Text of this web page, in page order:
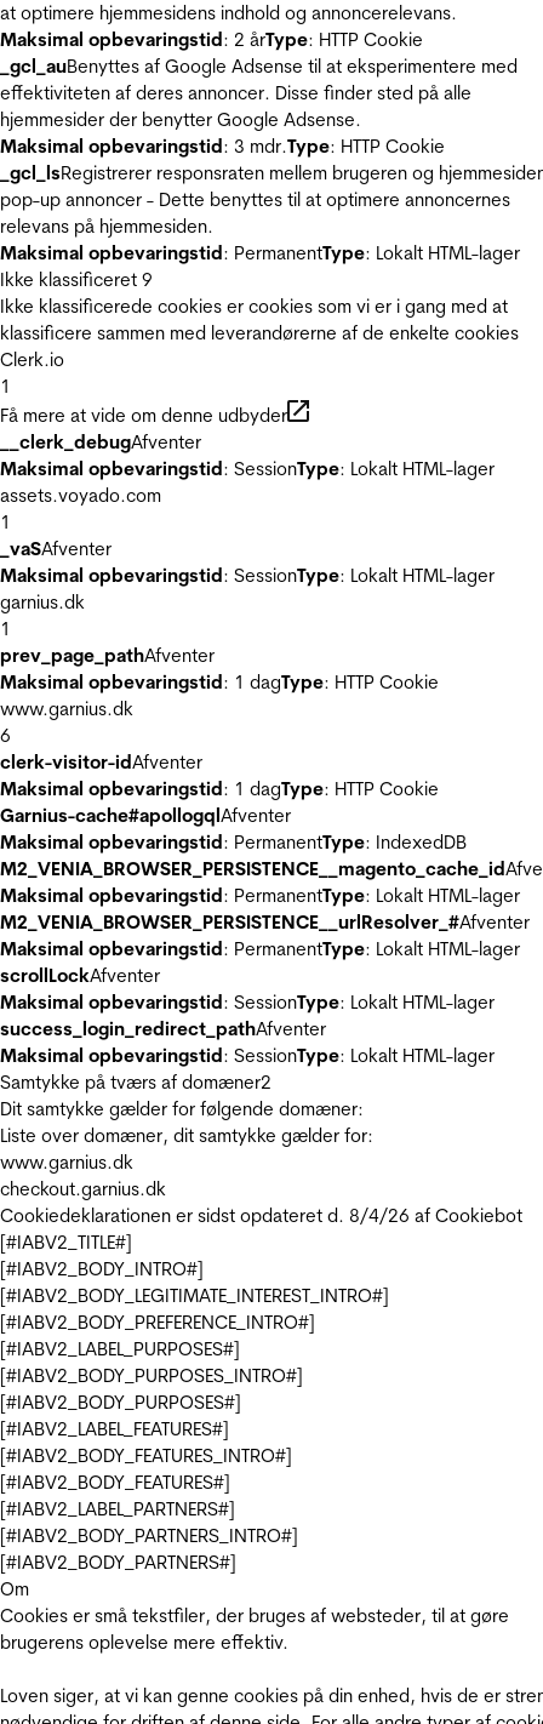
at optimere hjemmesidens indhold og annoncerelevans.
Maksimal opbevaringstid: 2 årType: HTTP Cookie
_gcl_auBenyttes af Google Adsense til at eksperimentere med
effektiviteten af deres annoncer. Disse finder sted på alle
hjemmesider der benytter Google Adsense.
Maksimal opbevaringstid: 3 mdr.Type: HTTP Cookie
_gcl_lsRegistrerer responsraten mellem brugeren og
pop-up annoncer - Dette benyttes til at optimere annoncernes
relevans på hjemmesiden.
Maksimal opbevaringstid: PermanentType: Lokalt HTML-lager
Ikke klassificeret 9
Ikke klassificerede cookies er cookies som vi er i gang med at
klassificere sammen med leverandørerne af de enkelte cookies
Clerk.io
1
Få mere at vide om denne udbyder
__clerk_debugAfventer
Maksimal opbevaringstid: SessionType: Lokalt HTML-lager
assets.voyado.com
1
_vaSAfventer
Maksimal opbevaringstid: SessionType: Lokalt HTML-lager
garnius.dk
1
prev_page_pathAfventer
Maksimal opbevaringstid: 1 dagType: HTTP Cookie
www.garnius.dk
6
clerk-visitor-idAfventer
Maksimal opbevaringstid: 1 dagType: HTTP Cookie
Garnius-cache#apollogqlAfventer
Maksimal opbevaringstid: PermanentType: IndexedDB
M2_VENIA_BROWSER_PERSISTENCE__magento_cache_id
Maksimal opbevaringstid: PermanentType: Lokalt HTML-lager
M2_VENIA_BROWSER_PERSISTENCE__urlResolver_#Afventer
Maksimal opbevaringstid: PermanentType: Lokalt HTML-lager
scrollLockAfventer
Maksimal opbevaringstid: SessionType: Lokalt HTML-lager
success_login_redirect_pathAfventer
Maksimal opbevaringstid: SessionType: Lokalt HTML-lager
Samtykke på tværs af domæner2
Dit samtykke gælder for følgende domæner:
Liste over domæner, dit samtykke gælder for:
www.garnius.dk
checkout.garnius.dk
Cookiedeklarationen er sidst opdateret d. 8/4/26 af Cookiebot
[#IABV2_TITLE#]
[#IABV2_BODY_INTRO#]
[#IABV2_BODY_LEGITIMATE_INTEREST_INTRO#]
[#IABV2_BODY_PREFERENCE_INTRO#]
[#IABV2_LABEL_PURPOSES#]
[#IABV2_BODY_PURPOSES_INTRO#]
[#IABV2_BODY_PURPOSES#]
[#IABV2_LABEL_FEATURES#]
[#IABV2_BODY_FEATURES_INTRO#]
[#IABV2_BODY_FEATURES#]
[#IABV2_LABEL_PARTNERS#]
[#IABV2_BODY_PARTNERS_INTRO#]
[#IABV2_BODY_PARTNERS#]
Om
Cookies er små tekstfiler, der bruges af websteder, til at gøre
brugerens oplevelse mere effektiv.
Loven siger, at vi kan genne cookies på din enhed, hvis de er